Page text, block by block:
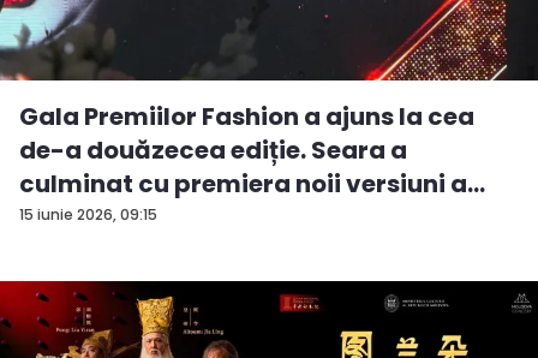
15 iunie 2026, 09:15
Gala Premiilor Fashion a ajuns la cea
de-a douăzecea ediție. Seara a
culminat cu premiera noii versiuni a
pie...